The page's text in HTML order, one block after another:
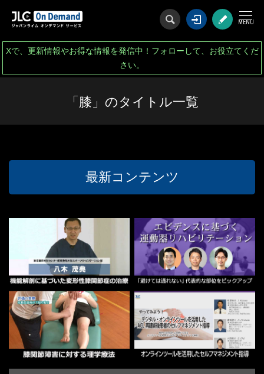
ログイン会
Xで、更新情報やお得な情報を発信中！フォローして、お役立てくだ
さい。
「膝」のタイトル一覧
最新コンテンツ